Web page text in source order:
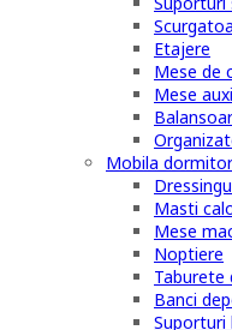
Etajere
Mese de
Mese
Mobila dormitor
Masti
Mese
Noptiere
Taburete
Banci
Suporturi